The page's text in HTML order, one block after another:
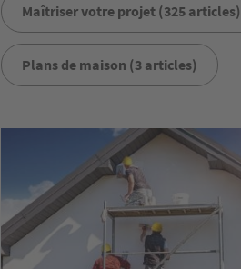
Maîtriser votre projet (325 articles)
Plans de maison (3 articles)